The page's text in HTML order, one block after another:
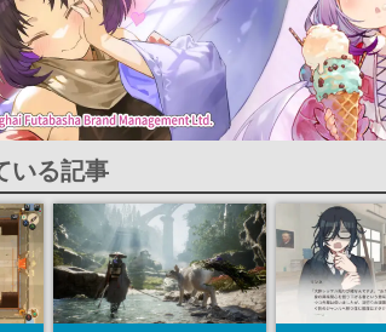
いる記事